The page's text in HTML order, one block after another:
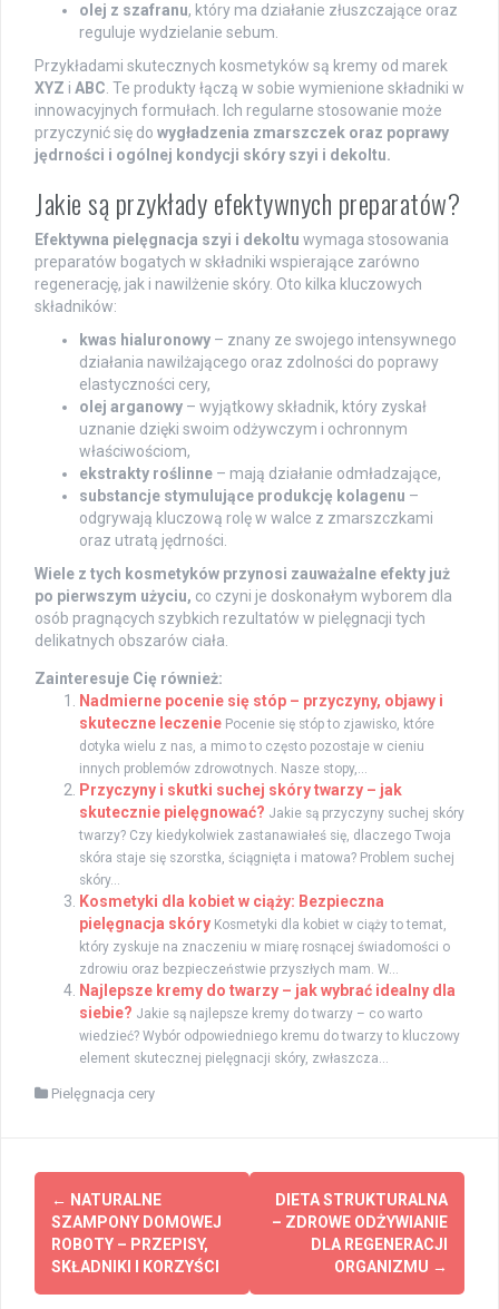
olej z szafranu, który ma działanie złuszczające oraz
reguluje wydzielanie sebum.
Przykładami skutecznych kosmetyków są kremy od marek
XYZ i ABC . Te produkty łączą w sobie wymienione składniki w
innowacyjnych formułach. Ich regularne stosowanie może
przyczynić się do wygładzenia zmarszczek oraz poprawy
jędrności i ogólnej kondycji skóry szyi i dekoltu.
Jakie są przykłady efektywnych preparatów?
Efektywna pielęgnacja szyi i dekoltu wymaga stosowania
preparatów bogatych w składniki wspierające zarówno
regenerację, jak i nawilżenie skóry. Oto kilka kluczowych
składników:
kwas hialuronowy – znany ze swojego intensywnego
działania nawilżającego oraz zdolności do poprawy
elastyczności cery,
olej arganowy – wyjątkowy składnik, który zyskał
uznanie dzięki swoim odżywczym i ochronnym
właściwościom,
ekstrakty roślinne – mają działanie odmładzające,
substancje stymulujące produkcję kolagenu –
odgrywają kluczową rolę w walce z zmarszczkami
oraz utratą jędrności.
Wiele z tych kosmetyków przynosi zauważalne efekty już
po pierwszym użyciu, co czyni je doskonałym wyborem dla
osób pragnących szybkich rezultatów w pielęgnacji tych
delikatnych obszarów ciała.
Zainteresuje Cię również:
Nadmierne pocenie się stóp – przyczyny, objawy i
skuteczne leczenie Pocenie się stóp to zjawisko, które
dotyka wielu z nas, a mimo to często pozostaje w cieniu
innych problemów zdrowotnych. Nasze stopy,...
Przyczyny i skutki suchej skóry twarzy – jak
skutecznie pielęgnować? Jakie są przyczyny suchej skóry
twarzy? Czy kiedykolwiek zastanawiałeś się, dlaczego Twoja
skóra staje się szorstka, ściągnięta i matowa? Problem suchej
skóry...
Kosmetyki dla kobiet w ciąży: Bezpieczna
pielęgnacja skóry Kosmetyki dla kobiet w ciąży to temat,
który zyskuje na znaczeniu w miarę rosnącej świadomości o
zdrowiu oraz bezpieczeństwie przyszłych mam. W...
Najlepsze kremy do twarzy – jak wybrać idealny dla
siebie? Jakie są najlepsze kremy do twarzy – co warto
wiedzieć? Wybór odpowiedniego kremu do twarzy to kluczowy
element skutecznej pielęgnacji skóry, zwłaszcza...
Pielęgnacja cery
Zobacz
wpisy
← NATURALNE
SZAMPONY DOMOWEJ
ROBOTY – PRZEPISY,
SKŁADNIKI I KORZYŚCI
DIETA STRUKTURALNA
– ZDROWE ODŻYWIANIE
DLA REGENERACJI
ORGANIZMU →